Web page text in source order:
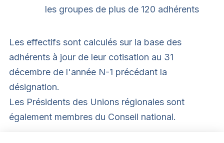
les groupes de plus de 120 adhérents
Les effectifs sont calculés sur la base des
adhérents à jour de leur cotisation au 31
décembre de l'année N-1 précédant la
désignation.
Les Présidents des Unions régionales sont
également membres du Conseil national.